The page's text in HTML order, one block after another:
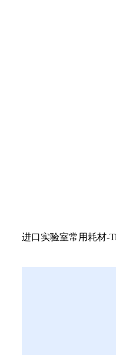
进口实验室常用耗材-